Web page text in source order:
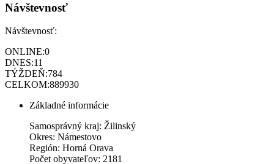
Návštevnosť
Návštevnosť:
ONLINE:0
DNES:11
TÝŽDEŇ:784
CELKOM:889930
Základné informácie
Samosprávný kraj: Žilinský
Okres: Námestovo
Región: Horná Orava
Počet obyvateľov: 2181